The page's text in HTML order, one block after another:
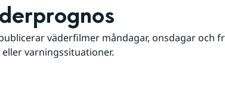
väderfilmer måndagar, onsdagar och
eller varningssituationer.